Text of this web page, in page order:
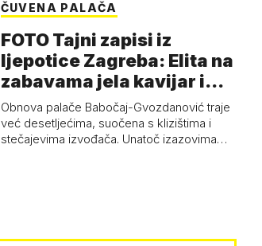
ČUVENA PALAČA
FOTO Tajni zapisi iz
ljepotice Zagreba: Elita na
zabavama jela kavijar i
pud…
Obnova palače Babočaj-Gvozdanović traje
već desetljećima, suočena s klizištima i
stečajevima izvođača. Unatoč izazovima…